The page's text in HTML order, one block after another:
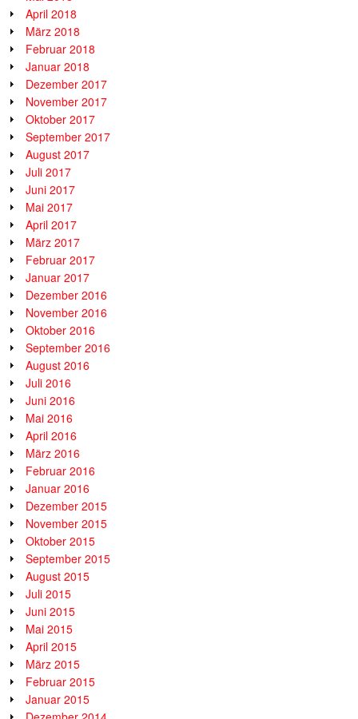
April 2018
März 2018
Februar 2018
Januar 2018
Dezember 2017
November 2017
Oktober 2017
September 2017
August 2017
Juli 2017
Juni 2017
Mai 2017
April 2017
März 2017
Februar 2017
Januar 2017
Dezember 2016
November 2016
Oktober 2016
September 2016
August 2016
Juli 2016
Juni 2016
Mai 2016
April 2016
März 2016
Februar 2016
Januar 2016
Dezember 2015
November 2015
Oktober 2015
September 2015
August 2015
Juli 2015
Juni 2015
Mai 2015
April 2015
März 2015
Februar 2015
Januar 2015